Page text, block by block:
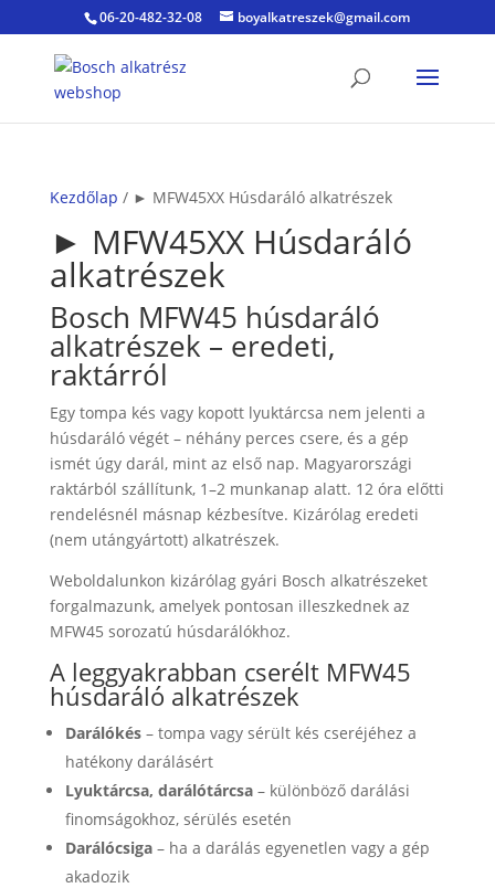
06-20-482-32-08 boyalkatreszek@gmail.com
Kezdőlap / ► MFW45XX Húsdaráló alkatrészek
► MFW45XX Húsdaráló
alkatrészek
Bosch MFW45 húsdaráló
alkatrészek – eredeti,
raktárról
Egy tompa kés vagy kopott lyuktárcsa nem jelenti a
húsdaráló végét – néhány perces csere, és a gép
ismét úgy darál, mint az első nap. Magyarországi
raktárból szállítunk, 1–2 munkanap alatt. 12 óra előtti
rendelésnél másnap kézbesítve. Kizárólag eredeti
(nem utángyártott) alkatrészek.
Weboldalunkon kizárólag gyári Bosch alkatrészeket
forgalmazunk, amelyek pontosan illeszkednek az
MFW45 sorozatú húsdarálókhoz.
A leggyakrabban cserélt MFW45
húsdaráló alkatrészek
Darálókés– tompa vagy sérült kés cseréjéhez a
hatékony darálásért
Lyuktárcsa, darálótárcsa– különböző darálási
finomságokhoz, sérülés esetén
Darálócsiga– ha a darálás egyenetlen vagy a gép
akadozik